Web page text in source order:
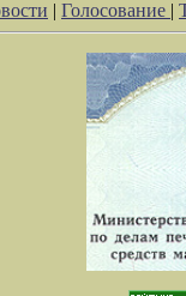
| Голосование |